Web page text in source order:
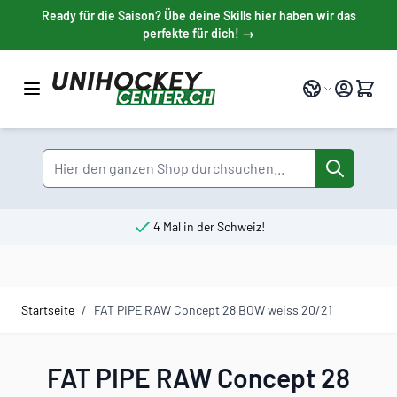
Direkt zum Inhalt
Ready für die Saison? Übe deine Skills hier haben wir das
perfekte für dich! →
Sprache
Suche
4 Mal in der Schweiz!
Startseite / FAT PIPE RAW Concept 28 BOW weiss 20/21
FAT PIPE RAW Concept 28